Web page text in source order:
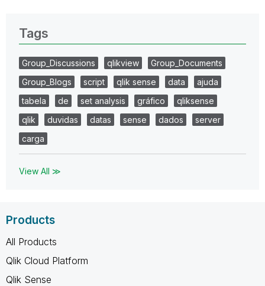
Tags
Group_Discussions qlikview
Group_Documents
Group_Blogs
script qlik sense data
ajuda
tabela
de set analysis gráfico
qliksense
qlik
duvidas datas sense dados
server
carga
View All ≫
Products
All Products
Qlik Cloud Platform
Qlik Sense